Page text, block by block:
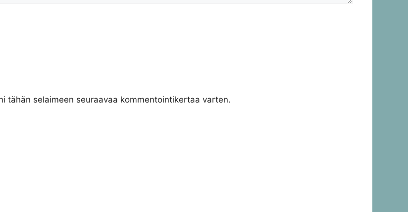
tähän selaimeen seuraavaa kommentointikertaa varten.